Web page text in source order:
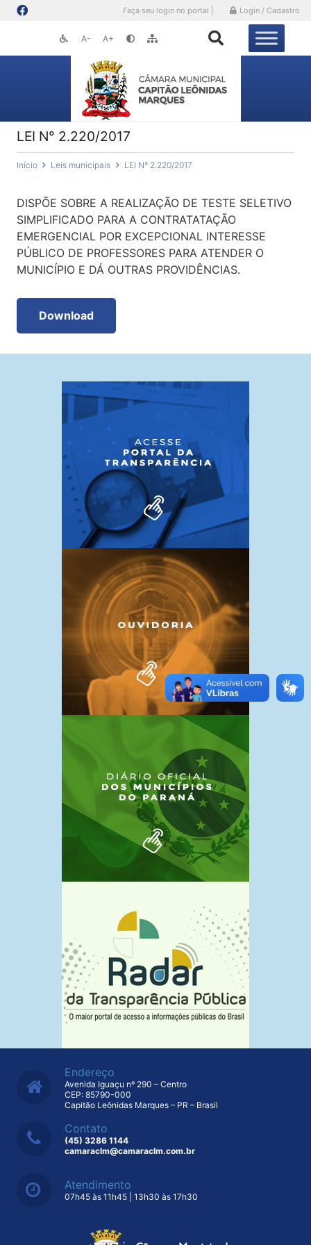
Faça seu login no portal | Login / Cadastro
A- A+
LEI N° 2.220/2017
Início Leis municipais LEI N° 2.220/2017
DISPÕE SOBRE A REALIZAÇÃO DE TESTE SELETIVO
SIMPLIFICADO PARA A CONTRATATAÇÃO
EMERGENCIAL POR EXCEPCIONAL INTERESSE
PÚBLICO DE PROFESSORES PARA ATENDER O
MUNICÍPIO E DÁ OUTRAS PROVIDÊNCIAS.
Download
Endereço
Avenida Iguaçu nº 290 – Centro
CEP: 85790-000
Capitão Leônidas Marques – PR – Brasil
Contato
(45) 3286 1144
camaraclm@camaraclm.com.br
Atendimento
07h45 às 11h45 | 13h30 às 17h30